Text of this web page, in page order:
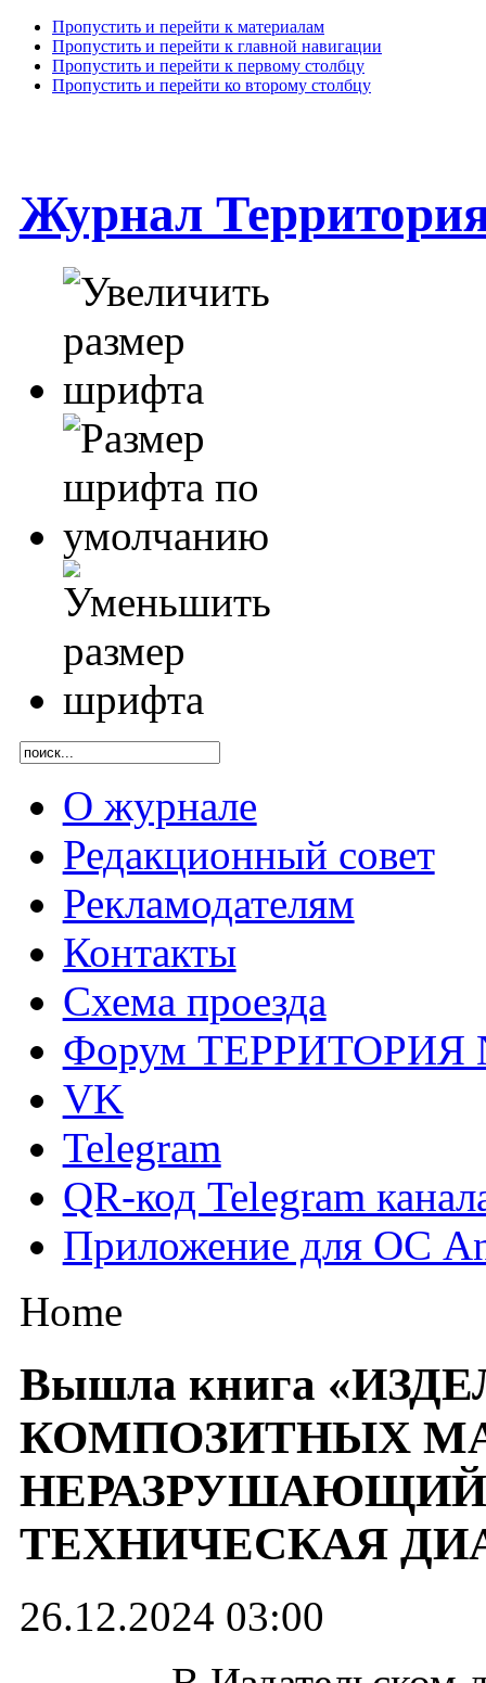
Пропустить и перейти к материалам
Пропустить и перейти к главной навигации
Пропустить и перейти к первому столбцу
Пропустить и перейти ко второму столбцу
Журнал
О журнале
Редакционный совет
Рекламодателям
Контакты
Схема проезда
Форум ТЕРРИТОРИЯ
VK
Telegram
QR-код Telegram
Приложение для ОС
Home
Вышла книга
КОМПОЗИТНЫХ
НЕРАЗРУШАЮЩИЙ
ТЕХНИЧЕСКАЯ
26.12.2024 03:00